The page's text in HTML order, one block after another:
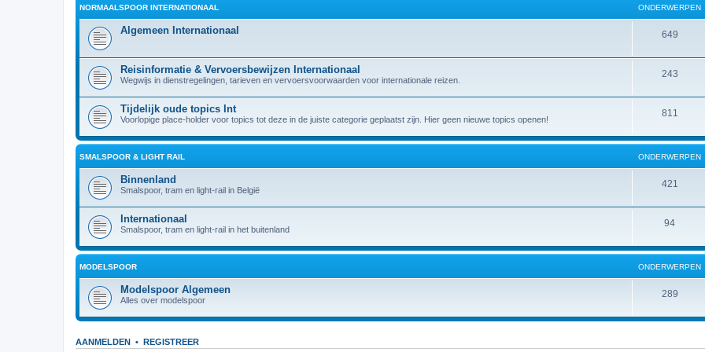
NORMAALSPOOR INTERNATIONAAL ONDERWERPEN
Algemeen Internationaal 649
Reisinformatie & Vervoersbewijzen Internationaal
Wegwijs in dienstregelingen, tarieven en vervoersvoorwaarden voor internationale reizen.
243
Tijdelijk oude topics Int
Voorlopige place-holder voor topics tot deze in de juiste categorie geplaatst zijn. Hier geen nieuwe topics openen!
811
SMALSPOOR & LIGHT RAIL ONDERWERPEN
Binnenland
Smalspoor, tram en light-rail in België
421
Internationaal
Smalspoor, tram en light-rail in het buitenland
94
MODELSPOOR ONDERWERPEN
Modelspoor Algemeen
Alles over modelspoor
289
AANMELDEN • REGISTREER